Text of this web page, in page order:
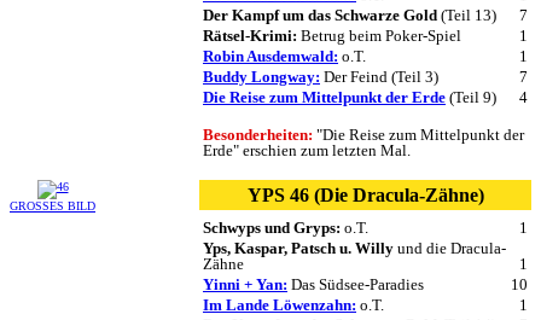
Der Kampf um das Schwarze Gold (Teil 13)
7
Rätsel-Krimi: Betrug beim Poker-Spiel
1
Robin Ausdemwald: o.T.
1
Buddy Longway: Der Feind (Teil 3)
7
Die Reise zum Mittelpunkt der Erde (Teil 9) 4
Besonderheiten: "Die Reise zum Mittelpunkt der
Erde" erschien zum letzten Mal.
GROSSES BILD
YPS 46 (Die Dracula-Zähne)
Schwyps und Gryps: o.T.
1
Yps, Kaspar, Patsch u. Willy und die Dracula-
Zähne
1
Yinni + Yan: Das Südsee-Paradies
10
Im Lande Löwenzahn: o.T.
1